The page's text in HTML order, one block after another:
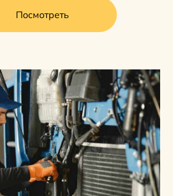
Посмотреть